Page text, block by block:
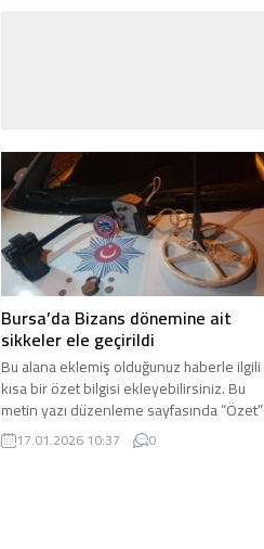
Bursa’da Bizans dönemine ait
sikkeler ele geçirildi
Bu alana eklemiş olduğunuz haberle ilgili
kısa bir özet bilgisi ekleyebilirsiniz. Bu
metin yazı düzenleme sayfasında “Özet”
bölümünden eklenebilir. Özet eklenmişse
başlık altında kalın olarak bu şekilde
17.01.2026 10:37 0